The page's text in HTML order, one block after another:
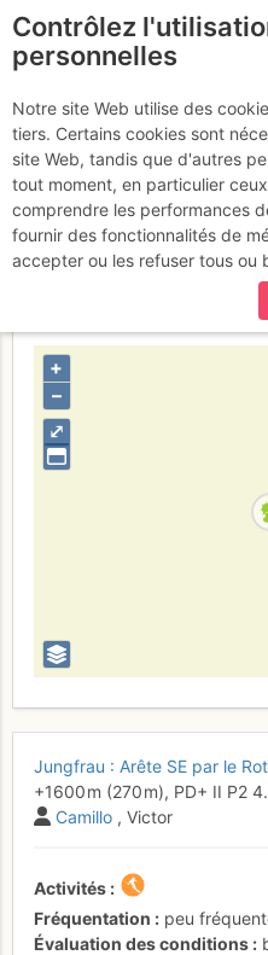
Jungfrau :
Rottalsattel
(Voie
2017
⤢
+
–
Jungfrau : Arête SE par le
+1600 m (270 m), PD+ II P2
Camillo , Victor
Activités
Fréquentation
peu
Évaluation des conditions
Contrôlez
personnelles
Notre site Web utilise des
tiers. Certains cookies sont
site Web, tandis que d'autres
tout moment, en particulier
comprendre les performances
fournir des fonctionnalités de
accepter ou les refuser tous ou